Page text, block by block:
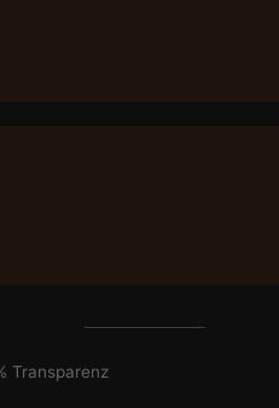
Transparenz